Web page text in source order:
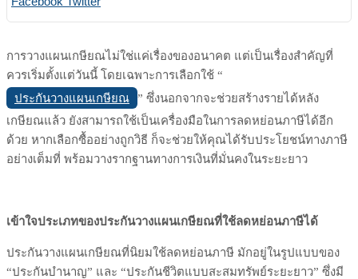
การวางแผนเกษียณไม่ใช่แค่เรื่องของอนาคต แต่เป็นเรื่องสำคัญที่
ควรเริ่มตั้งแต่วันนี้ โดยเฉพาะการเลือกใช้ “
ประกันวางแผนเกษียณ
” ซึ่งนอกจากจะช่วยสร้างรายได้หลัง
เกษียณแล้ว ยังสามารถใช้เป็นเครื่องมือในการลดหย่อนภาษีได้อีก
ด้วย หากเลือกซื้ออย่างถูกวิธี ก็จะช่วยให้คุณได้รับประโยชน์ทางภาษี
อย่างเต็มที่ พร้อมวางรากฐานทางการเงินที่มั่นคงในระยะยาว
เข้าใจประเภทของประกันวางแผนเกษียณที่ใช้ลดหย่อนภาษีได้
ประกันวางแผนเกษียณที่นิยมใช้ลดหย่อนภาษี มักอยู่ในรูปแบบของ
“ประกันบำนาญ” และ “ประกันชีวิตแบบสะสมทรัพย์ระยะยาว” ซึ่งมี